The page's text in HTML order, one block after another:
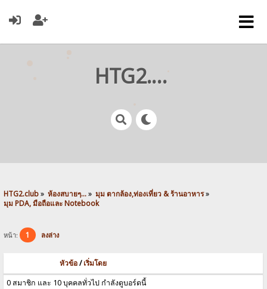
HTG2.club
HTG2.club» ห้องสบายๆ...» มุม ตากล้อง,ท่องเที่ยว & ร้านอาหาร»
มุม PDA, มือถือและ Notebook
หน้า: 1 ลงล่าง
หัวข้อ/เริ่มโดย
0 สมาชิก และ 10 บุคคลทั่วไป กำลังดูบอร์ดนี้